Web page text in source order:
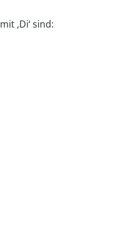
mit ‚Di‘ sind: